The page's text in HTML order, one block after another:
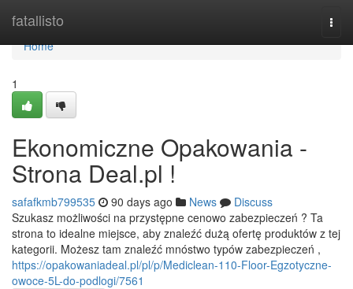
fatallisto
Home
Home
1
Ekonomiczne Opakowania -
Strona Deal.pl !
safafkmb799535 90 days ago News
Discuss
Szukasz możliwości na przystępne cenowo zabezpieczeń ? Ta
strona to idealne miejsce, aby znaleźć dużą ofertę produktów z tej
kategorii. Możesz tam znaleźć mnóstwo typów zabezpieczeń ,
https://opakowaniadeal.pl/pl/p/Mediclean-110-Floor-Egzotyczne-
owoce-5L-do-podlogi/7561